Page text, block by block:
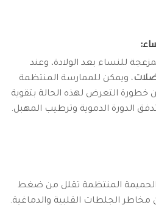
للنساء بعد الولادة، وعند
، ويمكن للممارسة المنتظمة
خطورة التعرض لهذه الحالة بتقوية
الدورة الدموية وترطيب المهبل.
الحميمة المنتظمة تقلل من ضغط
مخاطر الجلطات القلبية والدماغية.